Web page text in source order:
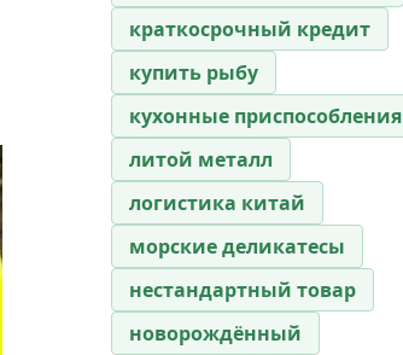
краткосрочный кредит
купить рыбу
кухонные приспособления
литой металл
логистика китай
морские деликатесы
нестандартный товар
новорождённый